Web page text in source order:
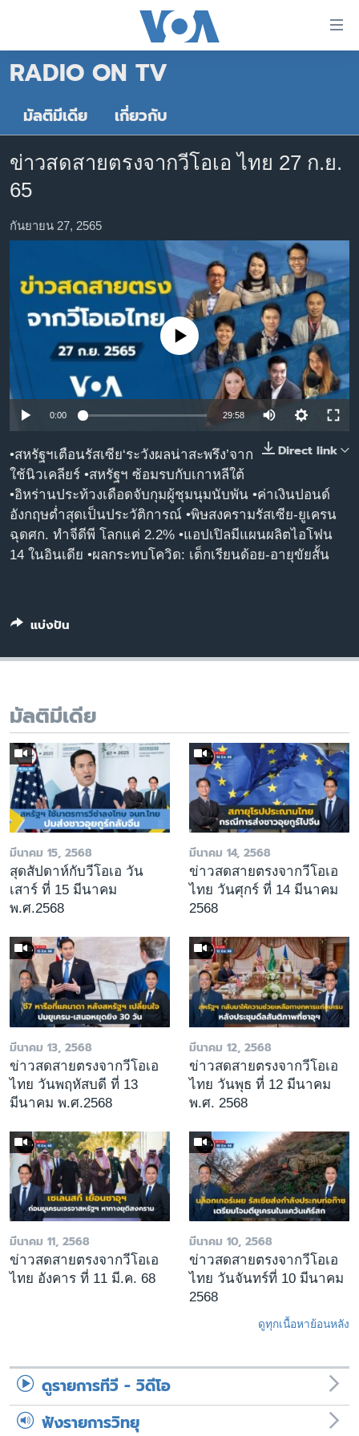
ต่อ
เนื้อหา
หลัก
ข้าม
ไป
หลัก
ค้นหา
หน้าหลัก
โลก
เอเชีย
สหรัฐฯ
ไทย
ธุรกิจ
สังคมและสุขภาพ
ไลฟ์สไตล์
ตรวจสอบข่าว
เรียนรู้ภาษาอังกฤษ
พอดคาสต์
ติดตามเรา
เลือกภาษา
RADIO ON TV
มัลติมีเดีย เกี่ยวกับ
ข่าวสดสายตรงจากวีโอเอ ไทย 27 ก.ย.
65
กันยายน 27, 2565
No media source currently available
0:00 29:58
Direct link
•สหรัฐฯเตือนรัสเซีย‘ระวังผลน่าสะพรึง’จาก
ใช้นิวเคลียร์ •สหรัฐฯ ซ้อมรบกับเกาหลีใต้
•อิหร่านประท้วงเดือดจับกุมผู้ชุมนุมนับพัน •ค่าเงินปอนด์
อังกฤษต่ำสุดเป็นประวัติการณ์ •พิษสงครามรัสเซีย-ยูเครน
ฉุดศก. ทำจีดีพี โลกแค่ 2.2% •แอปเปิลมีแผนผลิตไอโฟน
14 ในอินเดีย •ผลกระทบโควิด: เด็กเรียนด้อย-อายุขัยสั้น
แบ่งปัน
มัลติมีเดีย
มีนาคม 15, 2568
สุดสัปดาห์กับวีโอเอ วัน
เสาร์ ที่ 15 มีนาคม
พ.ศ.2568
มีนาคม 14, 2568
ข่าวสดสายตรงจากวีโอเอ
ไทย วันศุกร์ ที่ 14 มีนาคม
2568
มีนาคม 13, 2568
ข่าวสดสายตรงจากวีโอเอ
ไทย วันพฤหัสบดี ที่ 13
มีนาคม พ.ศ.2568
มีนาคม 12, 2568
ข่าวสดสายตรงจากวีโอเอ
ไทย วันพุธ ที่ 12 มีนาคม
พ.ศ. 2568
มีนาคม 11, 2568
ข่าวสดสายตรงจากวีโอเอ
ไทย อังคาร ที่ 11 มี.ค. 68
มีนาคม 10, 2568
ข่าวสดสายตรงจากวีโอเอ
ไทย วันจันทร์ที่ 10 มีนาคม
2568
ดูทุกเนื้อหาย้อนหลัง
ดูรายการทีวี - วิดีโอ
ฟังรายการวิทยุ